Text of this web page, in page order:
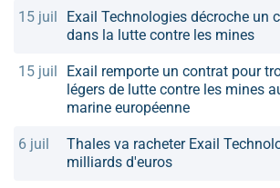
15 juil
Exail Technologies décroche un
dans la lutte contre les mines
15 juil
Exail remporte un contrat pour
légers de lutte contre les mines
marine européenne
6 juil
Thales va racheter Exail
milliards d'euros